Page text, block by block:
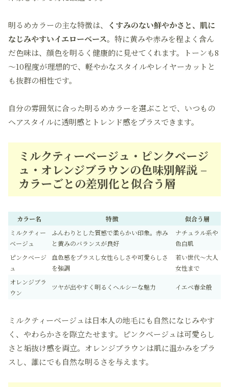
明るめカラーの主な特徴は、
くすみのない鮮やかさと、肌に
なじみやすいイエローベース。特に黄みや赤みを程よく含ん
だ色味は、顔色を明るく健康的に見せてくれます。トーンも8
～10程度が理想的で、軽やかなスタイルやレイヤーカットと
も抜群の相性です。
自分の雰囲気に合った明るめカラーを選ぶことで、いつもの
ヘアスタイルに透明感とトレンド感をプラスできます。
ミルクティーベージュ・ピンクベージ
ュ・オレンジブラウンの色味別解説 –
カラーごとの差別化と似合う層
カラー名 特徴
似合う層
ミルクティー
ベージュ
ふんわりとした質感で柔らかい印象。赤み
と黄みのバランスが良好
ナチュラル系や
色白肌
ピンクベージ
ュ
血色感をプラスし女性らしさや可愛らしさ
を強調
若い世代～大人
女性まで
オレンジブラ
ウン
ツヤが出やすく明るくヘルシーな魅力 イエベ春全般
ミルクティーベージュは日本人の地毛にも自然になじみやす
く、やわらかさを際立たせます。ピンクベージュは可愛らし
さと垢抜け感を両立。オレンジブラウンは肌に温かみをプラ
スし、誰にでも自然な明るさを与えます。